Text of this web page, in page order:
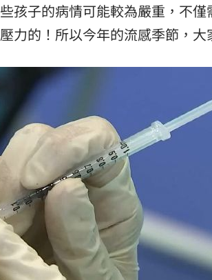
孩子的病情可能較為嚴重，不
力的！所以今年的流感季節，大